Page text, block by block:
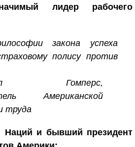
лидер рабочего
закона успеха
полису против
Гомперс,
Американской
труда
Наций и бывший президент